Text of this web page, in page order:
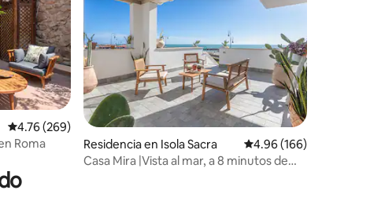
Calificación promedio: 4.76 de 5; 269 evaluaciones
4.76 (269)
Roma
Residencia en Isola Sacra Calificación promedio:
4.96 (166)
Casa Mira |Vista al mar, a 8 minutos de